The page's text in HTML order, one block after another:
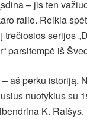
– jis ten
ralio. Reikia
serijos
parsitempė iš
aš perku istoriją.
nuotykius su
K. Raišys.